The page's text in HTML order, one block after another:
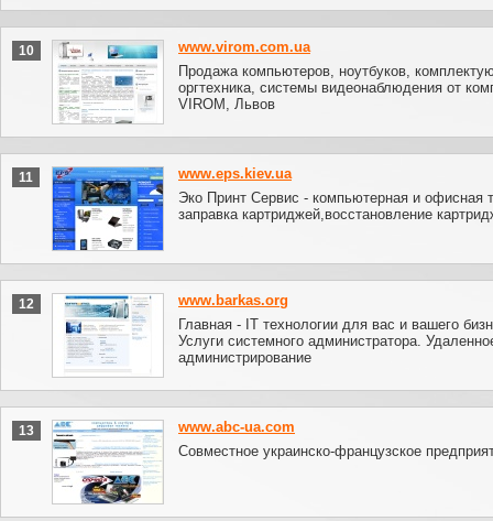
10
www.virom.com.ua
Продажа компьютеров, ноутбуков,
оргтехника, системы видеонаблюдения от
VIROM, Львов
11
www.eps.kiev.ua
Эко Принт Сервис - компьютерная и офисная
заправка картриджей,восстановление
12
www.barkas.org
Главная - IT технологии для вас и вашего
Услуги системного администратора.
администрирование
13
www.abc-ua.com
Совместное украинско-французское